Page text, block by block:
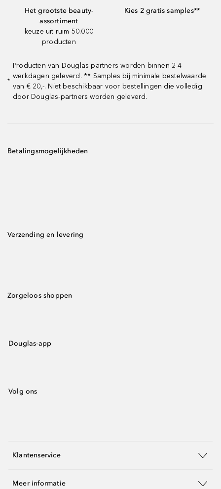
Het grootste beauty-
assortiment
keuze uit ruim 50.000
producten
Kies 2 gratis samples**
*
Producten van Douglas-partners worden binnen 2-4
werkdagen geleverd. ** Samples bij minimale bestelwaarde
van € 20,-. Niet beschikbaar voor bestellingen die volledig
door Douglas-partners worden geleverd.
Betalingsmogelijkheden
Verzending en levering
Zorgeloos shoppen
Douglas-app
Volg ons
Klantenservice
Meer informatie